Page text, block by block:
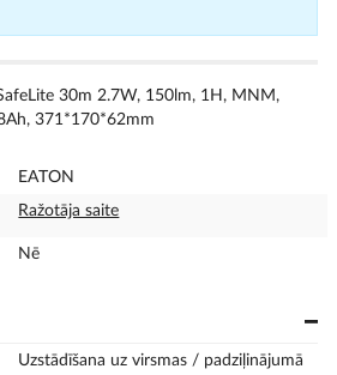
30m 2.7W, 150lm, 1H, MNM,
371*170*62mm
EATON
Ražotāja saite
Nē
Uzstādīšana uz virsmas / padziļinājumā